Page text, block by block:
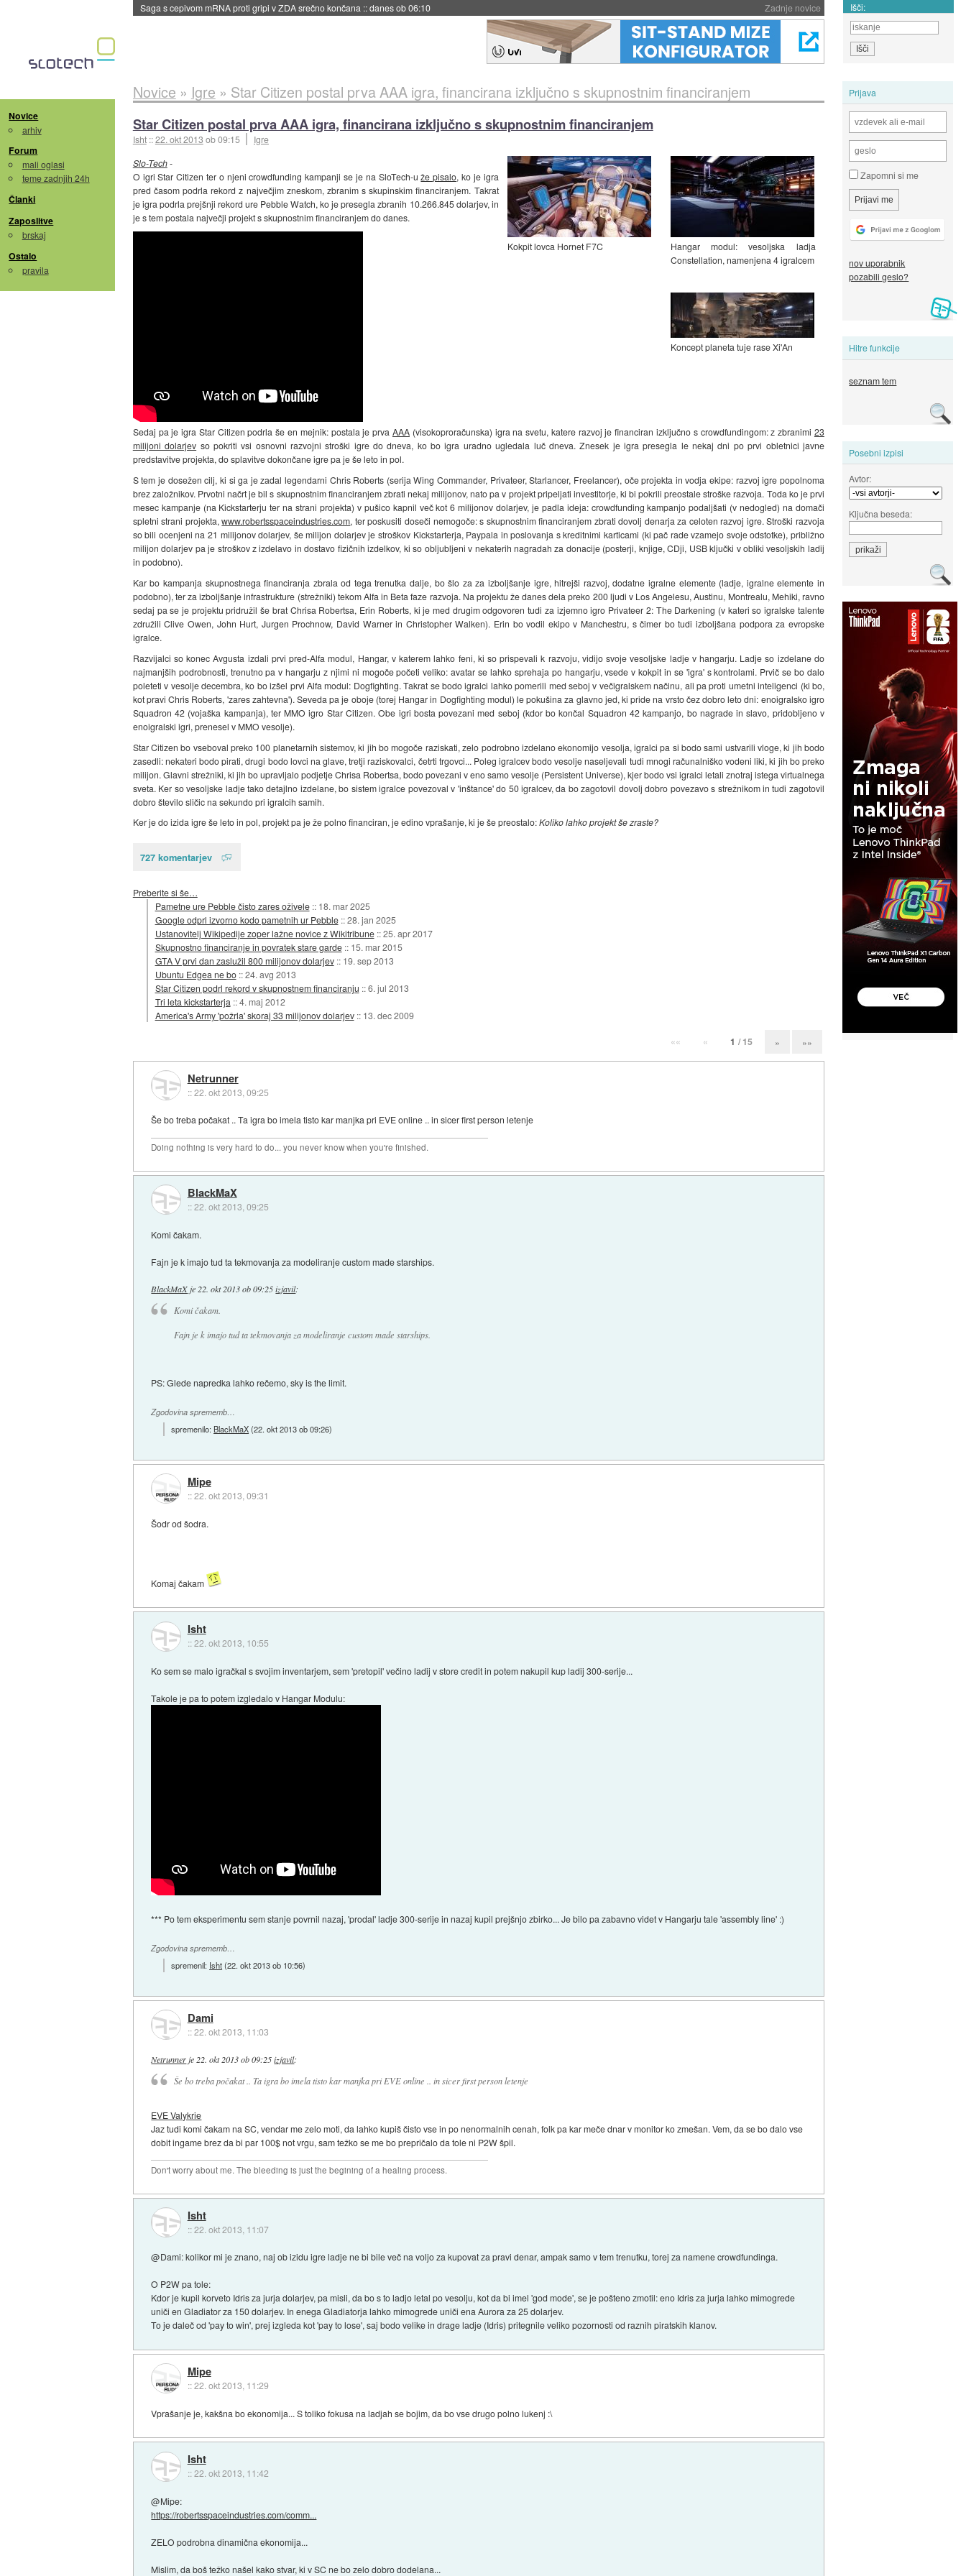
Zadnje novice
BMW v vozilih začel predvajati reklame::danes ob 06:09 Išči:
Novice
arhiv
Forum
mali oglasi
teme zadnjih 24h
Članki
Zaposlitve
brskaj
Ostalo
pravila
Prijava
Zapomni si me
nov uporabnik
pozabili geslo?
Hitre funkcije
seznam tem
Posebni izpisi
Avtor:
Ključna beseda:
Novice » Igre » Star Citizen postal prva AAA igra, financirana izključno s skupnostnim financiranjem
Star Citizen postal prva AAA igra, financirana izključno s skupnostnim financiranjem
Isht ::22. okt 2013 ob 09:15 Igre
Hangar modul: vesoljska ladja
Constellation, namenjena 4 igralcem
Kokpit lovca Hornet F7C
Koncept planeta tuje rase Xi'An
Slo-Tech-
O igri Star Citizen ter o njeni crowdfunding kampanji se je na SloTech-uže pisalo, ko je igra
pred časom podrla rekord z največjim zneskom, zbranim s skupinskim financiranjem. Takrat
je igra podrla prejšnji rekord ure Pebble Watch, ko je presegla zbranih 10.266.845 dolarjev, in
je s tem postala največji projekt s skupnostnim financiranjem do danes.
Sedaj pa je igra Star Citizen podrla še en mejnik: postala je prva AAA(visokoproračunska) igra na svetu, katere razvoj je financiran izključno s crowdfundingom: z zbranimi 23
milijoni dolarjev so pokriti vsi osnovni razvojni stroški igre do dneva, ko bo igra uradno ugledala luč dneva. Znesek je igra presegla le nekaj dni po prvi obletnici javne
predstavitve projekta, do splavitve dokončane igre pa je še leto in pol.
S tem je dosežen cilj, ki si ga je zadal legendarni Chris Roberts (serija Wing Commander, Privateer, Starlancer, Freelancer), oče projekta in vodja ekipe: razvoj igre popolnoma
brez založnikov. Prvotni načrt je bil s skupnostnim financiranjem zbrati nekaj milijonov, nato pa v projekt pripeljati investitorje, ki bi pokrili preostale stroške razvoja. Toda ko je prvi
mesec kampanje (na Kickstarterju ter na strani projekta) v pušico kapnil več kot 6 milijonov dolarjev, je padla ideja: crowdfunding kampanjo podaljšati (v nedogled) na domači
spletni strani projekta,www.robertsspaceindustries.com, ter poskusiti doseči nemogoče: s skupnostnim financiranjem zbrati dovolj denarja za celoten razvoj igre. Stroški razvoja
so bili ocenjeni na 21 milijonov dolarjev, še milijon dolarjev je stroškov Kickstarterja, Paypala in poslovanja s kreditnimi karticami (ki pač rade vzamejo svoje odstotke), približno
milijon dolarjev pa je stroškov z izdelavo in dostavo fizičnih izdelkov, ki so obljubljeni v nekaterih nagradah za donacije (posterji, knjige, CDji, USB ključki v obliki vesoljskih ladij
in podobno).
Kar bo kampanja skupnostnega financiranja zbrala od tega trenutka dalje, bo šlo za za izboljšanje igre, hitrejši razvoj, dodatne igralne elemente (ladje, igralne elemente in
podobno), ter za izboljšanje infrastrukture (strežniki) tekom Alfa in Beta faze razvoja. Na projektu že danes dela preko 200 ljudi v Los Angelesu, Austinu, Montrealu, Mehiki, ravno
sedaj pa se je projektu pridružil še brat Chrisa Robertsa, Erin Roberts, ki je med drugim odgovoren tudi za izjemno igro Privateer 2: The Darkening (v kateri so igralske talente
združili Clive Owen, John Hurt, Jurgen Prochnow, David Warner in Christopher Walken). Erin bo vodil ekipo v Manchestru, s čimer bo tudi izboljšana podpora za evropske
igralce.
Razvijalci so konec Avgusta izdali prvi pred-Alfa modul, Hangar, v katerem lahko feni, ki so prispevali k razvoju, vidijo svoje vesoljske ladje v hangarju. Ladje so izdelane do
najmanjših podrobnosti, trenutno pa v hangarju z njimi ni mogoče početi veliko: avatar se lahko sprehaja po hangarju, vsede v kokpit in se 'igra' s kontrolami. Prvič se bo dalo
poleteti v vesolje decembra, ko bo izšel prvi Alfa modul: Dogfighting. Takrat se bodo igralci lahko pomerili med seboj v večigralskem načinu, ali pa proti umetni inteligenci (ki bo,
kot pravi Chris Roberts, 'zares zahtevna'). Seveda pa je oboje (torej Hangar in Dogfighting modul) le pokušina za glavno jed, ki pride na vrsto čez dobro leto dni: enoigralsko igro
Squadron 42 (vojaška kampanja), ter MMO igro Star Citizen. Obe igri bosta povezani med seboj (kdor bo končal Squadron 42 kampanjo, bo nagrade in slavo, pridobljeno v
enoigralski igri, prenesel v MMO vesolje).
Star Citizen bo vseboval preko 100 planetarnih sistemov, ki jih bo mogoče raziskati, zelo podrobno izdelano ekonomijo vesolja, igralci pa si bodo sami ustvarili vloge, ki jih bodo
zasedli: nekateri bodo pirati, drugi bodo lovci na glave, tretji raziskovalci, četrti trgovci... Poleg igralcev bodo vesolje naseljevali tudi mnogi računalniško vodeni liki, ki jih bo preko
milijon. Glavni strežniki, ki jih bo upravljalo podjetje Chrisa Robertsa, bodo povezani v eno samo vesolje (Persistent Universe), kjer bodo vsi igralci letali znotraj istega virtualnega
sveta. Ker so vesoljske ladje tako detajlno izdelane, bo sistem igralce povezoval v 'inštance' do 50 igralcev, da bo zagotovil dovolj dobro povezavo s strežnikom in tudi zagotovil
dobro število sličic na sekundo pri igralcih samih.
Ker je do izida igre še leto in pol, projekt pa je že polno financiran, je edino vprašanje, ki je še preostalo:Koliko lahko projekt še zraste?
727 komentarjev
Preberite si še…
Pametne ure Pebble čisto zares oživele :: 18. mar 2025
Google odprl izvorno kodo pametnih ur Pebble ::28. jan 2025
Ustanovitelj Wikipedije zoper lažne novice z Wikitribune ::25. apr 2017
Skupnostno financiranje in povratek stare garde :: 15. mar 2015
GTA V prvi dan zaslužil 800 milijonov dolarjev :: 19. sep 2013
Ubuntu Edgea ne bo ::24. avg 2013
Star Citizen podrl rekord v skupnostnem financiranju ::6. jul 2013
Tri leta kickstarterja ::4. maj 2012
America's Army 'požrla' skoraj 33 milijonov dolarjev :: 13. dec 2009
«« « 1 / 15 » »»
Netrunner
::22. okt 2013, 09:25
Še bo treba počakat .. Ta igra bo imela tisto kar manjka pri EVE online .. in sicer first person letenje
Doing nothing is very hard to do... you never know when you're finished.
BlackMaX
::22. okt 2013, 09:25
Komi čakam.
Fajn je k imajo tud ta tekmovanja za modeliranje custom made starships.
BlackMaX je 22. okt 2013 ob 09:25 izjavil:
Komi čakam.
Fajn je k imajo tud ta tekmovanja za modeliranje custom made starships.
PS: Glede napredka lahko rečemo, sky is the limit.
Zgodovina sprememb…
spremenilo:BlackMaX(22. okt 2013 ob 09:26)
Mipe
::22. okt 2013, 09:31
Šodr od šodra.
Komaj čakam
Isht
::22. okt 2013, 10:55
Ko sem se malo igračkal s svojim inventarjem, sem 'pretopil' večino ladij v store credit in potem nakupil kup ladij 300-serije...
Takole je pa to potem izgledalo v Hangar Modulu:
*** Po tem eksperimentu sem stanje povrnil nazaj, 'prodal' ladje 300-serije in nazaj kupil prejšnjo zbirko... Je bilo pa zabavno videt v Hangarju tale 'assembly line' :)
Zgodovina sprememb…
spremenil: Isht(22. okt 2013 ob 10:56)
Dami
::22. okt 2013, 11:03
Netrunner je 22. okt 2013 ob 09:25 izjavil:
Še bo treba počakat .. Ta igra bo imela tisto kar manjka pri EVE online .. in sicer first person letenje
EVE Valykrie
Jaz tudi komi čakam na SC, vendar me zelo moti, da lahko kupiš čisto vse in po nenormalnih cenah, folk pa kar meče dnar v monitor ko zmešan. Vem, da se bo dalo vse
dobit ingame brez da bi par 100$ not vrgu, sam težko se me bo prepričalo da tole ni P2W špil.
Don't worry about me. The bleeding is just the begining of a healing process.
Isht
::22. okt 2013, 11:07
@Dami: kolikor mi je znano, naj ob izidu igre ladje ne bi bile več na voljo za kupovat za pravi denar, ampak samo v tem trenutku, torej za namene crowdfundinga.
O P2W pa tole:
Kdor je kupil korveto Idris za jurja dolarjev, pa misli, da bo s to ladjo letal po vesolju, kot da bi imel 'god mode', se je pošteno zmotil: eno Idris za jurja lahko mimogrede
uniči en Gladiator za 150 dolarjev. In enega Gladiatorja lahko mimogrede uniči ena Aurora za 25 dolarjev.
To je daleč od 'pay to win', prej izgleda kot 'pay to lose', saj bodo velike in drage ladje (Idris) pritegnile veliko pozornosti od raznih piratskih klanov.
Mipe
::22. okt 2013, 11:29
Vprašanje je, kakšna bo ekonomija... S toliko fokusa na ladjah se bojim, da bo vse drugo polno lukenj :\
Isht
::22. okt 2013, 11:42
@Mipe:
https://robertsspaceindustries.com/comm...
ZELO podrobna dinamična ekonomija...
Mislim, da boš težko našel kako stvar, ki v SC ne bo zelo dobro dodelana...